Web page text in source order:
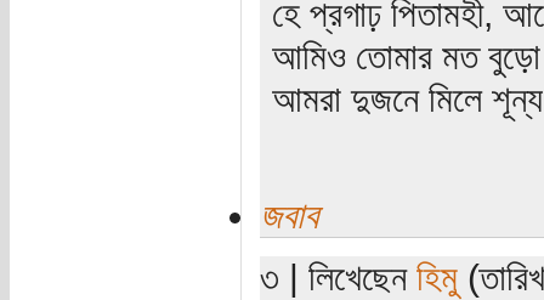
হে প্রগাঢ় পিতামহী,
আমিও তোমার মত বুড়ো
আমরা দুজনে মিলে শূন্য
জবাব
৩ | লিখেছেন হিমু